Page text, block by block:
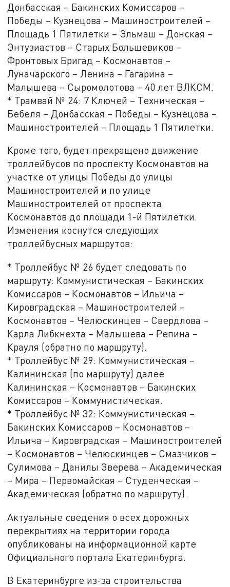
Донбасская – Бакинских Комиссаров –
Победы – Кузнецова – Машиностроителей –
Площадь 1 Пятилетки – Эльмаш – Донская –
Энтузиастов – Старых Большевиков –
Фронтовых Бригад – Космонавтов –
Луначарского – Ленина – Гагарина –
Малышева – Сыромолотова – 40 лет ВЛКСМ.
* Трамвай № 24: 7 Ключей – Техническая –
Бебеля – Донбасская – Победы – Кузнецова –
Машиностроителей – Площадь 1 Пятилетки.
Кроме того, будет прекращено движение
троллейбусов по проспекту Космонавтов на
участке от улицы Победы до улицы
Машиностроителей и по улице
Машиностроителей от проспекта
Космонавтов до площади 1-й Пятилетки.
Изменения коснутся следующих
троллейбусных маршрутов:
* Троллейбус № 26 будет следовать по
маршруту: Коммунистическая – Бакинских
Комиссаров – Космонавтов – Ильича –
Кировградская – Машиностроителей –
Космонавтов – Челюскинцев – Свердлова –
Карла Либкнехта – Малышева – Репина –
Крауля (обратно по маршруту).
* Троллейбус № 29: Коммунистическая –
Калининская (по маршруту) далее
Калининская – Космонавтов – Бакинских
Комиссаров – Коммунистическая.
* Троллейбус № 32: Коммунистическая –
Бакинских Комиссаров – Космонавтов –
Ильича – Кировградская – Машиностроителей
– Космонавтов – Челюскинцев – Смазчиков –
Сулимова – Данилы Зверева – Академическая
– Мира – Первомайская – Студенческая –
Академическая (обратно по маршруту).
Актуальные сведения о всех дорожных
перекрытиях на территории города
опубликованы на информационной карте
Официального портала Екатеринбурга.
В Екатеринбурге из-за строительства